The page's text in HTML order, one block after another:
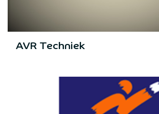
AVR Techniek